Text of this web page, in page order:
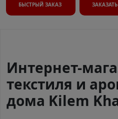
БЫСТРЫЙ ЗАКАЗ ЗАКАЗАТЬ
Интернет-
текстиля и
дома Kilem